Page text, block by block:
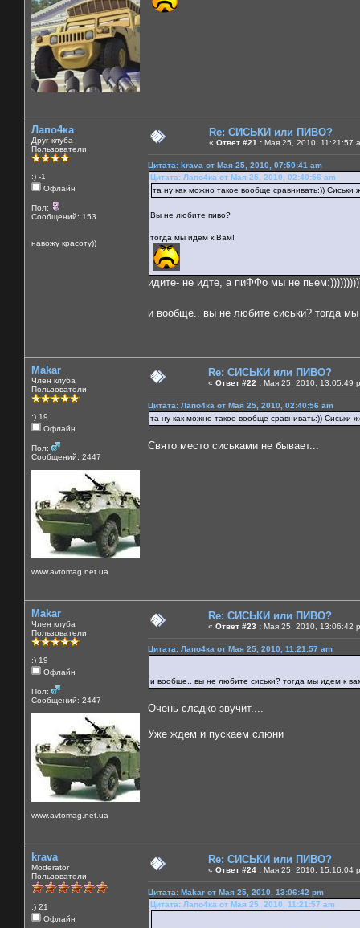
Лапо4ка
Друг клуба
Пользователи
:) -1
Офлайн
Пол:
Сообщений: 153
навожу красоту))
Re: СИСЬКИ или ПИВО?
« Ответ #21 : Мая 25, 2010, 11:21:57
Цитата: krava от Мая 25, 2010, 07:50:41 am
Цитата: Лапо4ка от Мая 25, 2010, 02:40:56 am
та ну как можно такое вообще сравнивать:)) Сиськи
Вы не любите пиво?
тогда мы идем к Вам!
идите- не идте, а пиФФо мы не
и вообще.. вы не любите сиськи? тогда
Makar
Член клуба
Пользователи
:) 19
Офлайн
Пол:
Сообщений: 2447
www.avtomag.net.ua
Re: СИСЬКИ или ПИВО?
« Ответ #22 : Мая 25, 2010, 13:05:49
Цитата: Лапо4ка от Мая 25, 2010, 02:40:56 am
та ну как можно такое вообще сравнивать:)) Сиськи
Свято место сиськами не бывает...
Makar
Член клуба
Пользователи
:) 19
Офлайн
Пол:
Сообщений: 2447
www.avtomag.net.ua
Re: СИСЬКИ или ПИВО?
« Ответ #23 : Мая 25, 2010, 13:06:42
Цитата: Лапо4ка от Мая 25, 2010, 11:21:57 am
и вообще.. вы не любите сиськи? тогда мы идем к
Очень сладко звучит....
Уже ждем и пускаем слюни
krava
Moderator
Пользователи
:) 21
Офлайн
Re: СИСЬКИ или ПИВО?
« Ответ #24 : Мая 25, 2010, 15:16:04
Цитата: Makar от Мая 25, 2010, 13:06:42 pm
Цитата: Лапо4ка от Мая 25, 2010, 11:21:57 am